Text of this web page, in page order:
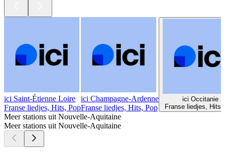
ici Saint-Étienne Loire
Franse liedjes, Hits, Pop
ici Champagne-Ardenne
Franse liedjes, Hits, Pop
ici Occitanie
Franse liedjes, Hits,
Meer stations uit Nouvelle-Aquitaine
Meer stations uit Nouvelle-Aquitaine